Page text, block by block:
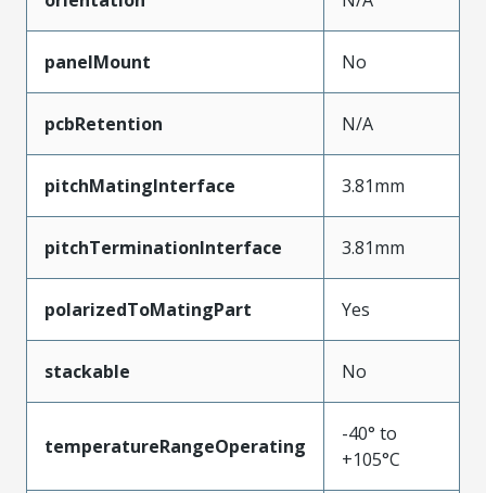
panelMount No
pcbRetention N/A
pitchMatingInterface 3.81mm
pitchTerminationInterface 3.81mm
polarizedToMatingPart Yes
stackable No
temperatureRangeOperating
-40° to
+105°C